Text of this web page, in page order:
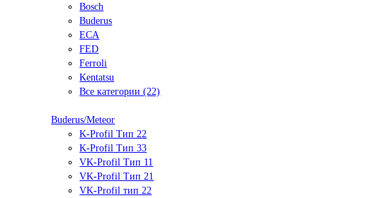
Bosch
Buderus
ECA
FED
Ferroli
Kentatsu
Все категории (22)
Buderus/Meteor
K-Profil Тип 22
K-Profil Тип 33
VK-Profil Тип 11
VK-Profil Тип 21
VK-Profil тип 22